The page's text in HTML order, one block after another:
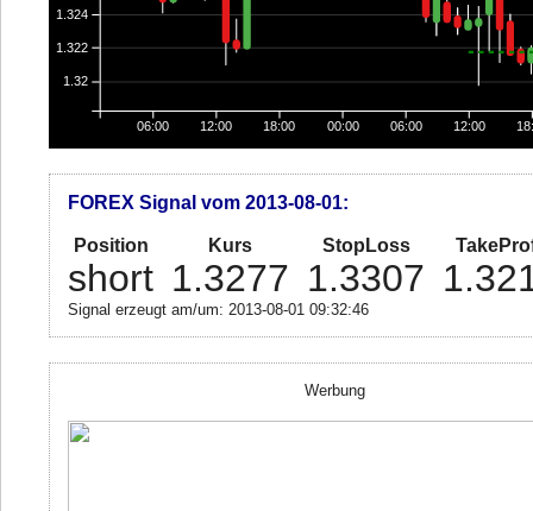
06:00 12:00 18:00 00:00 06:00 12:00
1.32
1.322
1.324
FOREX Signal vom 2013-08-01:
Position Kurs StopLoss
short 1.3277 1.3307
Signal erzeugt am/um: 2013-08-01 09:32:46
Werbung